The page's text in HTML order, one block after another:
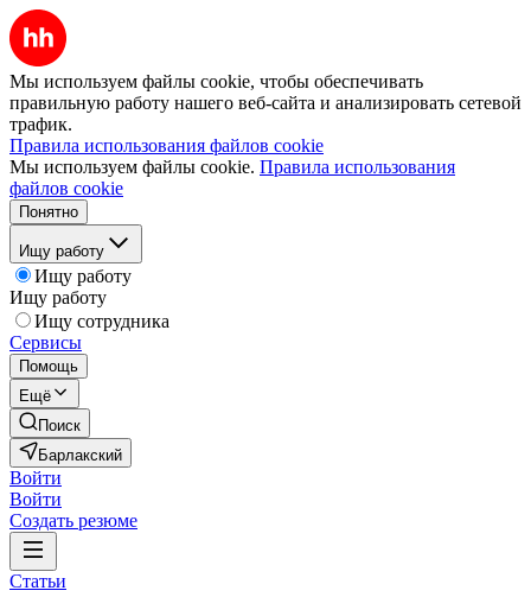
Мы используем файлы cookie, чтобы обеспечивать
правильную работу нашего веб-сайта и анализировать сетевой
трафик.
Правила использования файлов cookie
Мы используем файлы cookie. Правила использования
файлов cookie
Понятно
Ищу работу
Ищу работу
Ищу работу
Ищу сотрудника
Сервисы
Помощь
Ещё
Поиск
Барлакский
Войти
Войти
Создать резюме
Статьи